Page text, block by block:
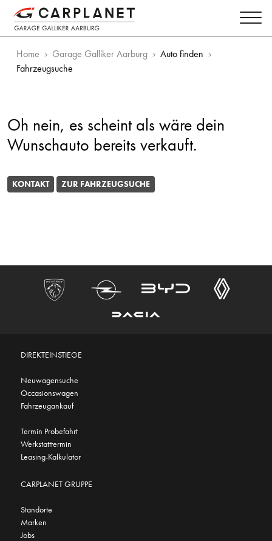
Home Garage Galliker Aarburg
Auto finden
Fahrzeugsuche
Oh nein, es scheint als wäre dein
Wunschauto bereits verkauft.
KONTAKT ZUR FAHRZEUGSUCHE
DIREKTEINSTIEGE
Neuwagensuche
Occasionswagen
Fahrzeugankauf
Termin Probefahrt
Werkstatttermin
Leasing-Kalkulator
CARPLANET GRUPPE
Standorte
Marken
Jobs